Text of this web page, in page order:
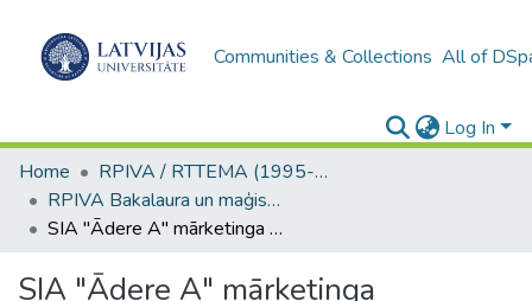
Communities & Collections All of
Log In
Home
RPIVA / RTTEMA (1995-2016)
RPIVA Bakalaura un maģistra darbi / RTTEMA Bachelor's and Master's theses (1995-2017)
SIA "Ādere A" mārketinga stratēģijas izveide
SIA "Ādere A" mārketinga